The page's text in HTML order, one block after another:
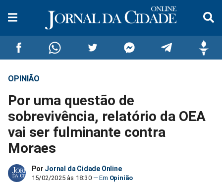
Compartilhar
no
Facebook
Compartilhar
no
Whatsapp
no
Twitter
no
Messenger
no
Telegram
no
OPINIÃO
Por uma questão de
sobrevivência, relatório da OEA
vai ser fulminante contra
Moraes
Por Jornal da Cidade Online
15/02/2025 às 18:30 Opinião